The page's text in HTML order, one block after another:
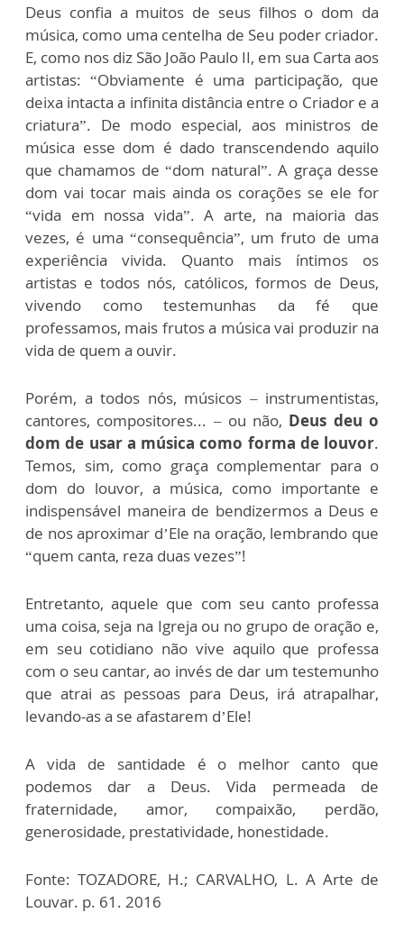
Deus confia a muitos de seus filhos o dom da
música, como uma centelha de Seu poder criador.
E, como nos diz São João Paulo II, em sua Carta aos
artistas: “Obviamente é uma participação, que
deixa intacta a infinita distância entre o Criador e a
criatura”. De modo especial, aos ministros de
música esse dom é dado transcendendo aquilo
que chamamos de “dom natural”. A graça desse
dom vai tocar mais ainda os corações se ele for
“vida em nossa vida”. A arte, na maioria das
vezes, é uma “consequência”, um fruto de uma
experiência vivida. Quanto mais íntimos os
artistas e todos nós, católicos, formos de Deus,
vivendo como testemunhas da fé que
professamos, mais frutos a música vai produzir na
vida de quem a ouvir.
Porém, a todos nós, músicos – instrumentistas,
cantores, compositores... – ou não, Deus deu o
dom de usar a música como forma de louvor.
Temos, sim, como graça complementar para o
dom do louvor, a música, como importante e
indispensável maneira de bendizermos a Deus e
de nos aproximar d’Ele na oração, lembrando que
“quem canta, reza duas vezes”!
Entretanto, aquele que com seu canto professa
uma coisa, seja na Igreja ou no grupo de oração e,
em seu cotidiano não vive aquilo que professa
com o seu cantar, ao invés de dar um testemunho
que atrai as pessoas para Deus, irá atrapalhar,
levando-as a se afastarem d’Ele!
A vida de santidade é o melhor canto que
podemos dar a Deus. Vida permeada de
fraternidade, amor, compaixão, perdão,
generosidade, prestatividade, honestidade.
Fonte: TOZADORE, H.; CARVALHO, L. A Arte de
Louvar. p. 61. 2016